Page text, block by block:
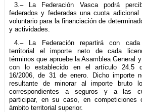
3.– La Federación Vasca podrá
federados y federadas una cuota adicional
voluntario para la financiación de
y actividades.
4.– La Federación repartirá con cada
territorial el importe neto de cada
términos que apruebe la Asamblea General
con lo establecido en el artículo 24.5
16/2006, de 31 de enero. Dicho importe
resultante de minorar al importe bruto
correspondientes a seguros y a las
participar, en su caso, en competiciones
ámbito territorial superior.